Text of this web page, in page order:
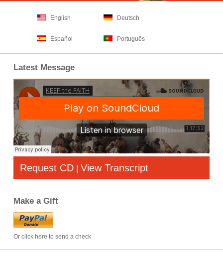
English Deutsch
Español Português
Latest Message
Request CD | View Transcript
Make a Gift
Or click here to send a check